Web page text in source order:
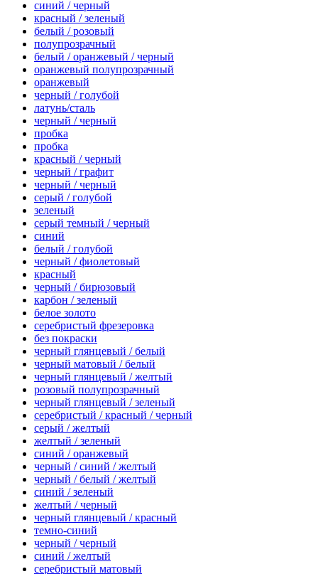
синий / черный
красный / зеленый
белый / розовый
полупрозрачный
белый / оранжевый / черный
оранжевый полупрозрачный
оранжевый
черный / голубой
латунь/сталь
черный / черный
пробка
пробка
красный / черный
черный / графит
черный / черный
серый / голубой
зеленый
серый темный / черный
синий
белый / голубой
черный / фиолетовый
красный
черный / бирюзовый
карбон / зеленый
белое золото
серебристый фрезеровка
без покраски
черный глянцевый / белый
черный матовый / белый
черный глянцевый / желтый
розовый полупрозрачный
черный глянцевый / зеленый
серебристый / красный / черный
серый / желтый
желтый / зеленый
синий / оранжевый
черный / синий / желтый
черный / белый / желтый
синий / зеленый
желтый / черный
черный глянцевый / красный
темно-синий
черный / черный
синий / желтый
серебристый матовый